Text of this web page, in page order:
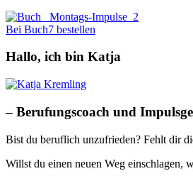
Bei Buch7 bestellen
Hallo, ich bin Katja
– Berufungscoach und
Bist du beruflich unzufrieden? Fehlt dir
Willst du einen neuen Weg einschlagen,